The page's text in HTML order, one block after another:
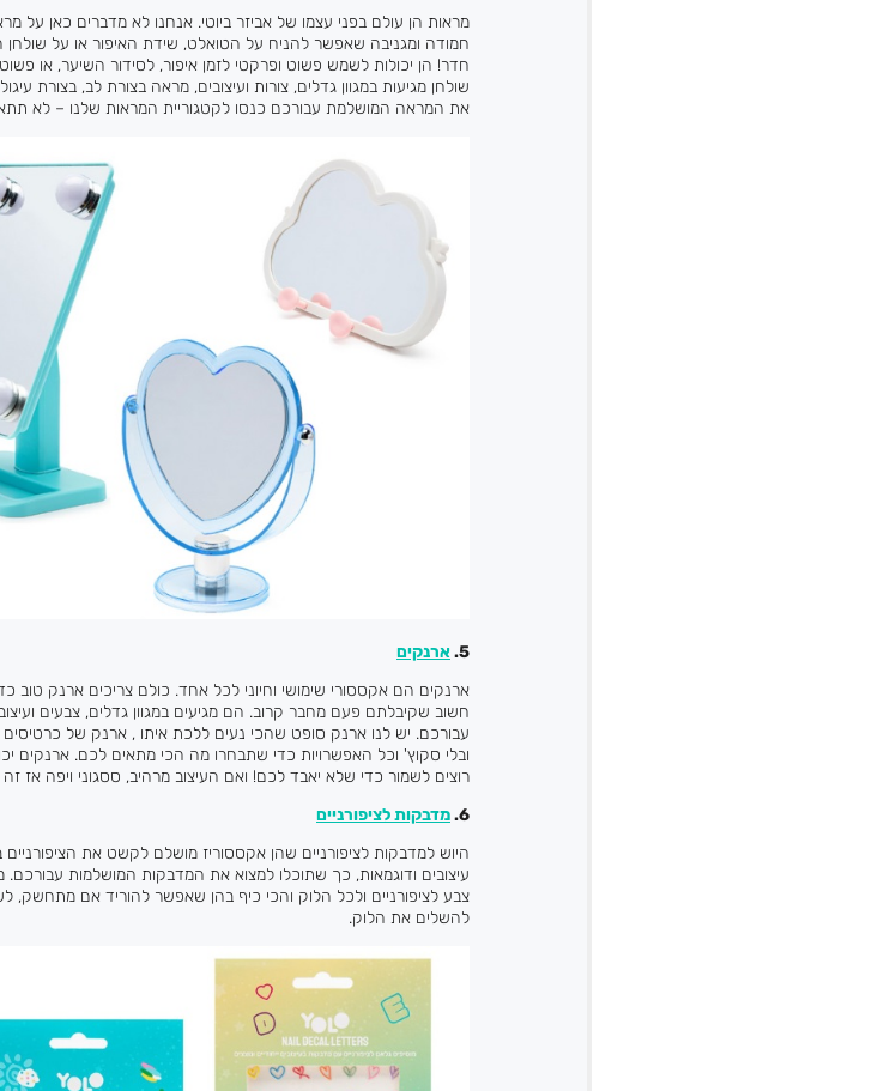
מראות הן עולם בפני עצמו של אביזר ביוטי. אנחנו לא מדברים כאן
חמודה ומגניבה שאפשר להניח על הטואלט, שידת האיפור או על שולחן
חדר! הן יכולות לשמש פשוט ופרקטי לזמן איפור, לסידור השיער, או
שולחן מגיעות במגוון גדלים, צורות ועיצובים, מראה בצורת לב, בצורת
את המראה המושלמת עבורכם כנסו לקטגוריית המראות שלנו – לא
5. ארנקים
ארנקים הם אקססורי שימושי וחיוני לכל אחד. כולם צריכים ארנק
חשוב שקיבלתם פעם מחבר קרוב. הם מגיעים במגוון גדלים, צבעים
עבורכם. יש לנו ארנק סופט שהכי נעים ללכת איתו , ארנק של
ובלי סקוץ' וכל האפשרויות כדי שתבחרו מה הכי מתאים לכם. ארנקים
רוצים לשמור כדי שלא יאבד לכם! ואם העיצוב מרהיב, ססגוני ויפה אז
6. מדבקות לציפורניים
היוש למדבקות לציפורניים שהן אקססוריז מושלם לקשט את הציפורניים
עיצובים ודוגמאות, כך שתוכלו למצוא את המדבקות המושלמות עבורכם.
צבע לציפורניים ולכל הלוק והכי כיף בהן שאפשר להוריד אם
להשלים את הלוק.